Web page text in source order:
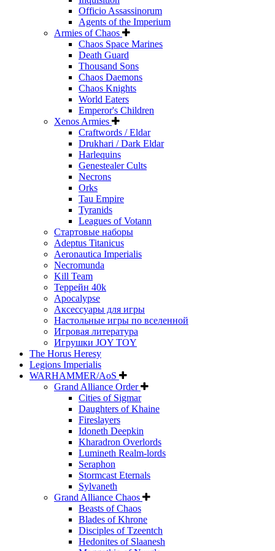
Officio Assassinorum
Agents of the Imperium
Armies of Chaos
Chaos Space Marines
Death Guard
Thousand Sons
Chaos Daemons
Chaos Knights
World Eaters
Emperor's Children
Xenos Armies
Craftwords / Eldar
Drukhari / Dark Eldar
Harlequins
Genestealer Cults
Necrons
Orks
Tau Empire
Tyranids
Leagues of Votann
Стартовые наборы
Adeptus Titanicus
Aeronautica Imperialis
Necromunda
Kill Team
Террейн 40k
Apocalypse
Аксессуары для игры
Настольные игры по вселенной
Игровая литература
Игрушки JOY TOY
The Horus Heresy
Legions Imperialis
WARHAMMER/AoS
Grand Alliance Order
Cities of Sigmar
Daughters of Khaine
Fireslayers
Idoneth Deepkin
Kharadron Overlords
Lumineth Realm-lords
Seraphon
Stormcast Eternals
Sylvaneth
Grand Alliance Chaos
Beasts of Chaos
Blades of Khrone
Disciples of Tzeentch
Hedonites of Slaanesh